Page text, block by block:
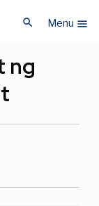
search Menu menu
ng